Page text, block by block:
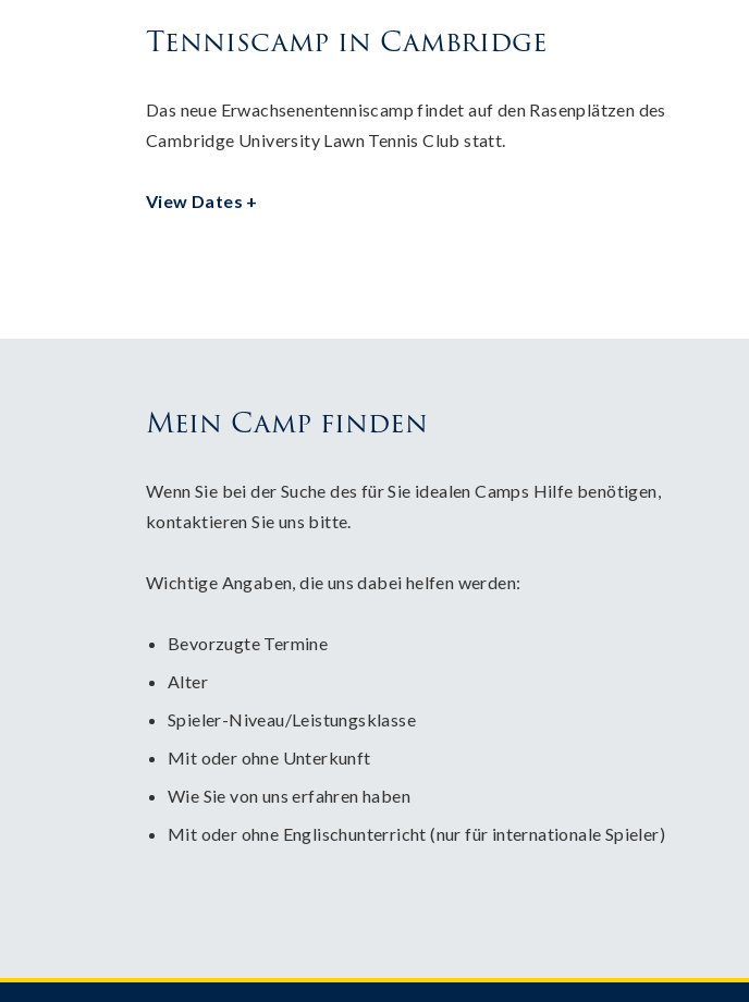
Tenniscamp in Cambridge
Das neue Erwachsenentenniscamp findet auf den Rasenplätzen des
Cambridge University Lawn Tennis Club statt.
View Dates +
Mein Camp finden
Wenn Sie bei der Suche des für Sie idealen Camps Hilfe benötigen,
kontaktieren Sie uns bitte.
Wichtige Angaben, die uns dabei helfen werden:
Bevorzugte Termine
Alter
Spieler-Niveau/Leistungsklasse
Mit oder ohne Unterkunft
Wie Sie von uns erfahren haben
Mit oder ohne Englischunterricht (nur für internationale Spieler)